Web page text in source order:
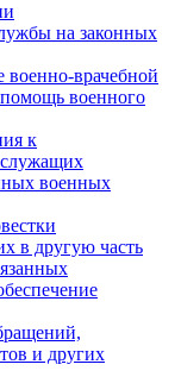
на законных
военно-врачебной
военного
к
военных
в другую часть
и других